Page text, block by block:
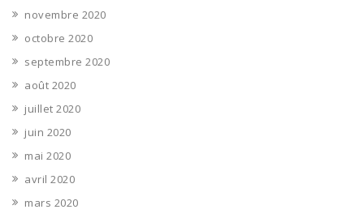
novembre 2020
octobre 2020
septembre 2020
août 2020
juillet 2020
juin 2020
mai 2020
avril 2020
mars 2020